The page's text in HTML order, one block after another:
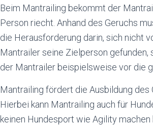
Beim Mantrailing bekommt der
Person riecht. Anhand des Geruchs
die Herausforderung darin, sich nicht
Mantrailer seine Zielperson
der Mantrailer beispielsweise vor die
Mantrailing fördert die Ausbildung des
Hierbei kann Mantrailing auch für
keinen Hundesport wie Agility